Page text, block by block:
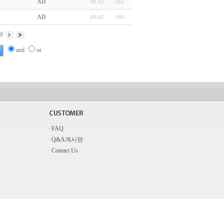
AD 09-02 362
AD 09-02 360
and or
· FAQ
· Q&A게시판
· Contact Us